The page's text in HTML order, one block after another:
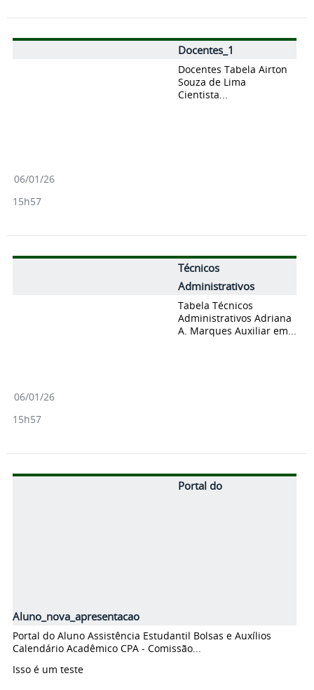
Docentes_1
Docentes Tabela Airton
Souza de Lima
Cientista...
06/01/26
15h57
Técnicos
Administrativos
Tabela Técnicos
Administrativos Adriana
A. Marques Auxiliar em...
06/01/26
15h57
Portal do
Aluno_nova_apresentacao
Portal do Aluno Assistência Estudantil Bolsas e Auxílios
Calendário Acadêmico CPA - Comissão...
Isso é um teste